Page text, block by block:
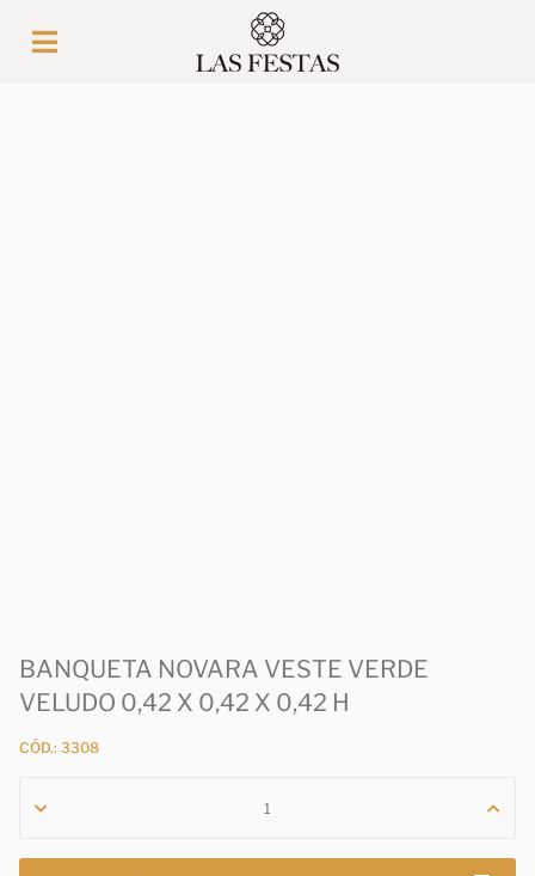
BANQUETA NOVARA VESTE VERDE
VELUDO 0,42 X 0,42 X 0,42 H
CÓD.: 3308